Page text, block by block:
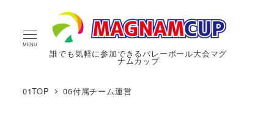
MENU
誰でも気軽に参加できるバレーボール大会マグ
ナムカップ
01TOP 06付属チーム運営